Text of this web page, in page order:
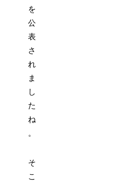
を
公
表
さ
れ
ま
し
た
ね
。
そ
こ